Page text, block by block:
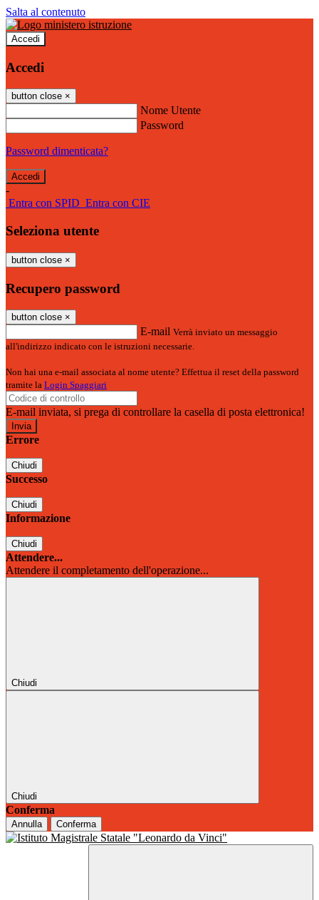
Salta al contenuto
Accedi
Accedi
button close ×
Nome Utente
Password
Password dimenticata?
-
Entra con SPID Entra con CIE
Seleziona utente
button close ×
Recupero password
button close ×
E-mail Verrà inviato un messaggio
all'indirizzo indicato con le istruzioni necessarie.
Non hai una e-mail associata al nome utente? Effettua il reset della password
tramite la Login Spaggiari
E-mail inviata, si prega di controllare la casella di posta elettronica!
Errore
Chiudi
Successo
Chiudi
Informazione
Chiudi
Attendere...
Attendere il completamento dell'operazione...
Chiudi
Chiudi
Conferma
Annulla Conferma